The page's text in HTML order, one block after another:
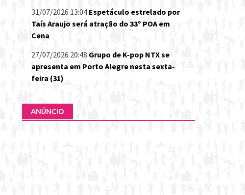
31/07/2026 13:04 Espetáculo estrelado por
Taís Araujo será atração do 33º POA em
Cena
27/07/2026 20:48 Grupo de K-pop NTX se
apresenta em Porto Alegre nesta sexta-
feira (31)
ANÚNCIO